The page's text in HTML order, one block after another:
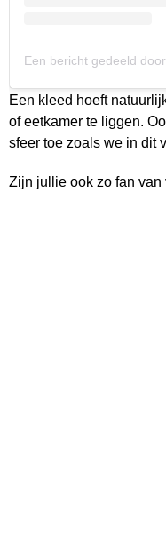
Een bericht gedeeld
Een kleed hoeft
of eetkamer te liggen.
sfeer toe zoals we in dit
Zijn jullie ook zo fan van